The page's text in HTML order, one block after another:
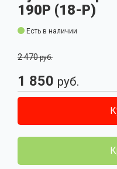
190P (18-P)
Есть в наличии
2 470руб.
1 850 руб.